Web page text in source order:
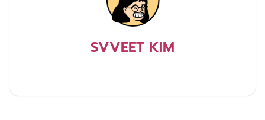
SVVEET KIM